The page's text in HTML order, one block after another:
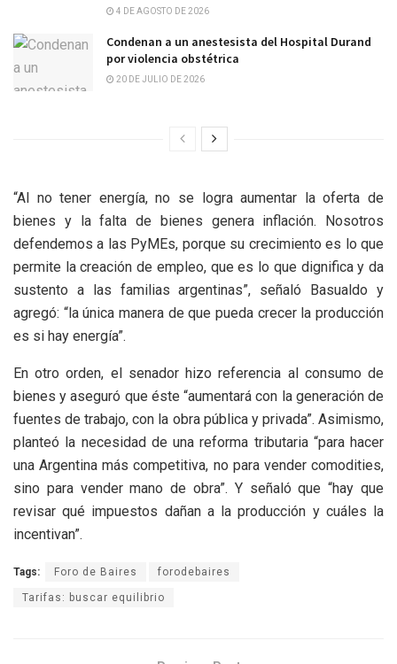
4 DE AGOSTO DE 2026
Condenan a un anestesista del Hospital Durand
por violencia obstétrica
20 DE JULIO DE 2026
“Al no tener energía, no se logra aumentar la oferta de
bienes y la falta de bienes genera inflación. Nosotros
defendemos a las PyMEs, porque su crecimiento es lo que
permite la creación de empleo, que es lo que dignifica y da
sustento a las familias argentinas”, señaló Basualdo y
agregó: “la única manera de que pueda crecer la producción
es si hay energía”.
En otro orden, el senador hizo referencia al consumo de
bienes y aseguró que éste “aumentará con la generación de
fuentes de trabajo, con la obra pública y privada”. Asimismo,
planteó la necesidad de una reforma tributaria “para hacer
una Argentina más competitiva, no para vender comodities,
sino para vender mano de obra”. Y señaló que “hay que
revisar qué impuestos dañan a la producción y cuáles la
incentivan”.
Tags: Foro de Baires forodebaires
Tarifas: buscar equilibrio